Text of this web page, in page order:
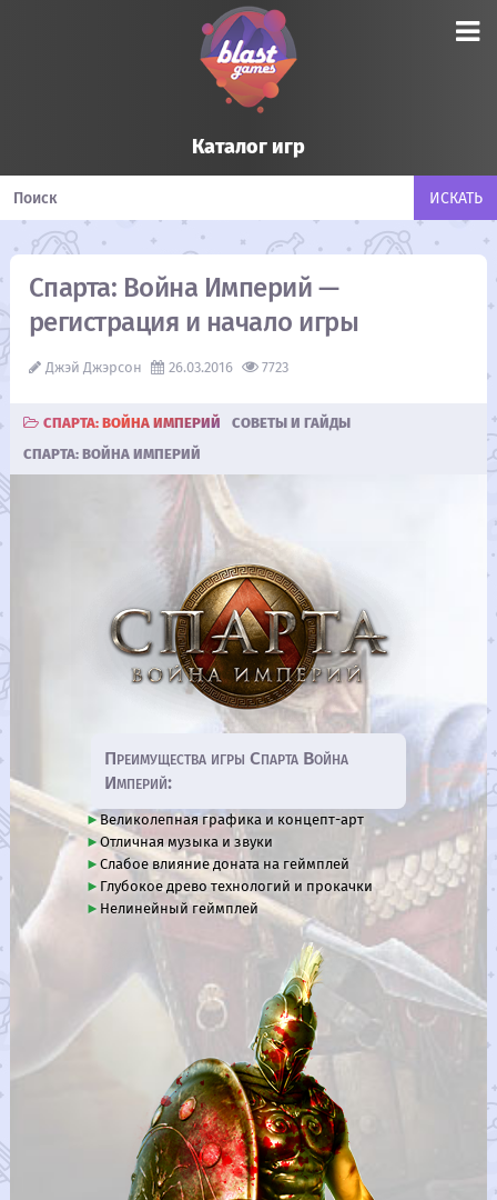
Каталог игр
Спарта: Война Империй —
регистрация и начало игры
Джэй Джэрсон 26.03.2016 7723
СПАРТА: ВОЙНА ИМПЕРИЙ
CОВЕТЫ И ГАЙДЫ
СПАРТА: ВОЙНА ИМПЕРИЙ
Преимущества игры Спарта Война
Империй:
Великолепная графика и концепт-арт
Отличная музыка и звуки
Слабое влияние доната на геймплей
Глубокое древо технологий и прокачки
Нелинейный геймплей